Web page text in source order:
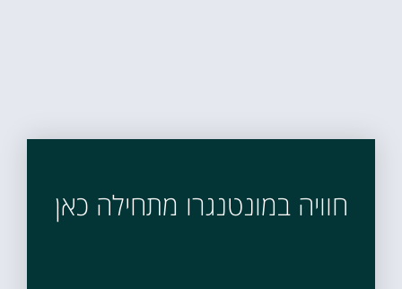
חוויה במונטנגרו מתחילה כאן